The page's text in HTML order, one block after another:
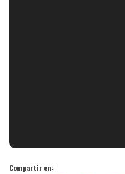
Compartir en: